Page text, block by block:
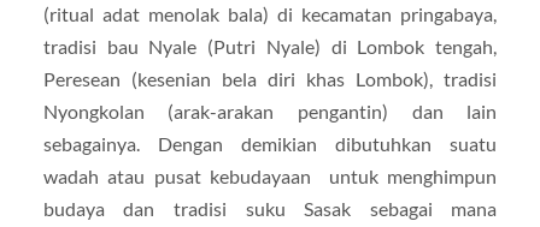
(ritual adat menolak bala) di kecamatan pringabaya,
tradisi bau Nyale (Putri Nyale) di Lombok tengah,
Peresean (kesenian bela diri khas Lombok), tradisi
Nyongkolan (arak-arakan pengantin) dan lain
sebagainya. Dengan demikian dibutuhkan suatu
wadah atau pusat kebudayaan untuk menghimpun
budaya dan tradisi suku Sasak sebagai mana